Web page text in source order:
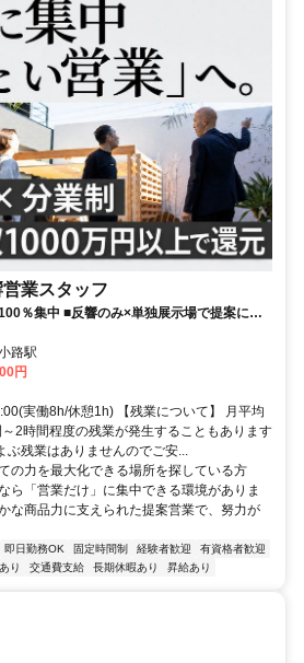
業スタッフ
％集中 ■反響のみ×単独展示場で提案に専
で続けやすい
路駅
円
実働8h/休憩1h) 【残業について】 月平均
2時間程度の残業が発生することもあります
ぶ残業はありませんのでご安...
の力を最大化できる場所を探している方
ら「営業だけ」に集中できる環境がありま
な商品力に支えられた提案営業で、努力が
即日勤務OK 固定時間制 経験者歓迎
有資格者歓迎
り 交通費支給 長期休暇あり 昇給あり